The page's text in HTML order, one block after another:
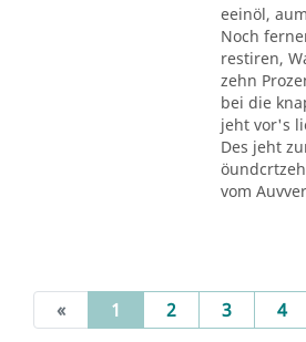
eeinöl,
Noch
restiren,
zehn
bei die
jeht vor's
Des jeht
vom
« 1 (current)
2 3 4